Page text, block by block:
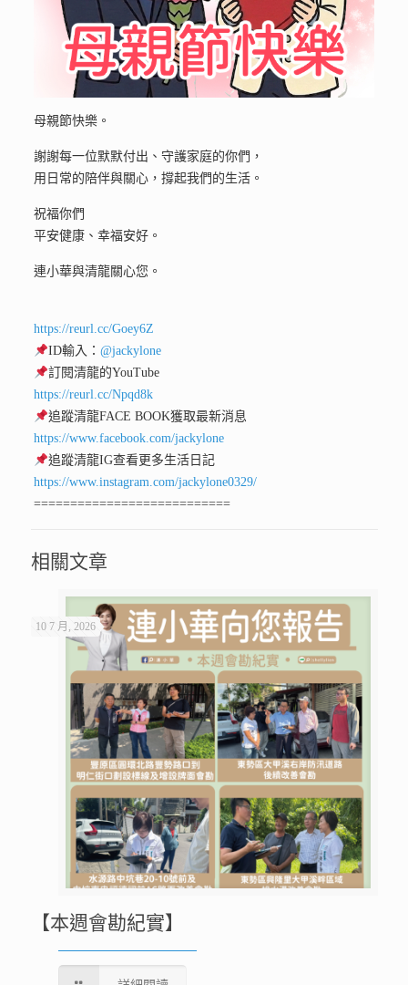
母親節快樂。
謝謝每一位默默付出、守護家庭的你們，
用日常的陪伴與關心，撐起我們的生活。
祝福你們
平安健康、幸福安好。
連小華與清龍關心您。
https://reurl.cc/Goey6Z
ID輸入：@jackylone
訂閱清龍的YouTube
https://reurl.cc/Npqd8k
追蹤清龍FACE BOOK獲取最新消息
https://www.facebook.com/jackylone
追蹤清龍IG查看更多生活日記
https://www.instagram.com/jackylone0329/
===========================
相關文章
10 7 月, 2026
【本週會勘紀實】